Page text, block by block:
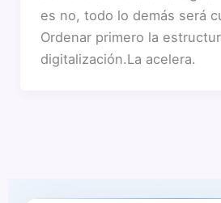
es no, todo lo demás será
Ordenar primero la
digitalización.La acelera.